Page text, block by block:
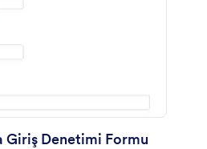
Giriş Denetimi Formu